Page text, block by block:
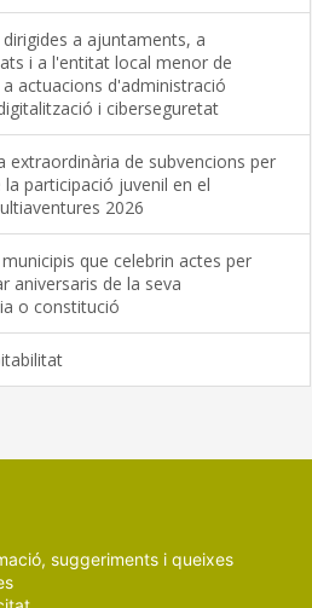
dirigides a ajuntaments, a
i a l'entitat local menor de
actuacions d'administració
i ciberseguretat
extraordinària de subvencions per
participació juvenil en el
2026
que celebrin actes per
aniversaris de la seva
o constitució
suggeriments i queixes